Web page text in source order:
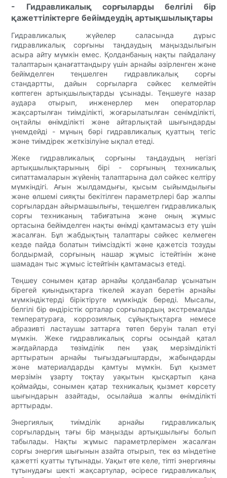
- Гидравликалық сорғыларды белгілі бір
қажеттіліктерге бейімдеудің артықшылықтары
Гидравликалық жүйелер саласында дұрыс
гидравликалық сорғыны таңдаудың маңыздылығын
асыра айту мүмкін емес. Қолданбаның нақты пайдалану
талаптарын қанағаттандыру үшін арнайы әзірленген және
бейімделген теңшелген гидравликалық сорғы
стандартты, дайын сорғыларға сәйкес келмейтін
көптеген артықшылықтарды ұсынады. Теңшеуге назар
аудара отырып, инженерлер мен операторлар
жақсартылған тиімділікті, жоғарылатылған сенімділікті,
оңтайлы өнімділікті және айтарлықтай шығындарды
үнемдейді - мұның бәрі гидравликалық қуаттың тегіс
және тиімдірек жеткізілуіне ықпал етеді.
Жеке гидравликалық сорғыны таңдаудың негізгі
артықшылықтарының бірі - сорғының техникалық
сипаттамаларын жүйенің талаптарына дәл сәйкес келтіру
мүмкіндігі. Ағын жылдамдығы, қысым сыйымдылығы
және өлшемі сияқты бекітілген параметрлері бар жалпы
сорғылардан айырмашылығы, теңшелген гидравликалық
сорғы техниканың табиғатына және оның жұмыс
ортасына бейімделген нақты өнімді қамтамасыз ету үшін
жасалған. Бұл жабдықтың талаптары сәйкес келмеген
кезде пайда болатын тиімсіздікті және қажетсіз тозуды
болдырмай, сорғының нашар жұмыс істейтінін және
шамадан тыс жұмыс істейтінін қамтамасыз етеді.
Теңшеу сонымен қатар арнайы қолданбалар ұсынатын
бірегей қиындықтарға тікелей жауап беретін арнайы
мүмкіндіктерді біріктіруге мүмкіндік береді. Мысалы,
белгілі бір өндірістік орталар сорғылардың экстремалды
температураға, коррозиялық сұйықтықтарға немесе
абразивті ластаушы заттарға төтеп беруін талап етуі
мүмкін. Жеке гидравликалық сорғы осындай қатал
жағдайларда төзімділік пен ұзақ мерзімділікті
арттыратын арнайы тығыздағыштарды, жабындарды
және материалдарды қамтуы мүмкін. Бұл қызмет
мерзімін ұзарту тоқтау уақытын қысқартып қана
қоймайды, сонымен қатар техникалық қызмет көрсету
шығындарын азайтады, осылайша жалпы өнімділікті
арттырады.
Энергиялық тиімділік арнайы гидравликалық
сорғылардың тағы бір маңызды артықшылығы болып
табылады. Нақты жұмыс параметрлерімен жасалған
сорғы энергия шығынын азайта отырып, тек өз міндетіне
қажетті қуатты тұтынады. Уақыт өте келе, тіпті энергияны
тұтынудағы шекті жақсартулар, әсіресе гидравликалық